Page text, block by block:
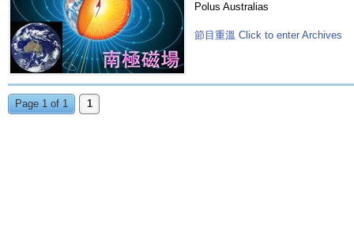
Polus Australias
節目重溫 Click to enter Archives
Page 1 of 1 1